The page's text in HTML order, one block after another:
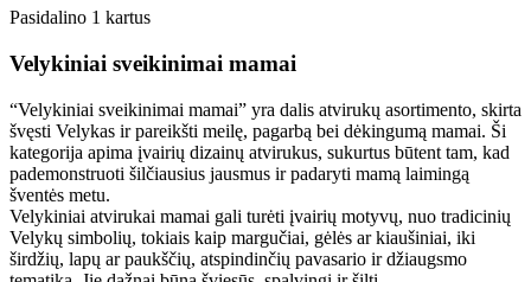
Pasidalino 1 kartus
Velykiniai sveikinimai mamai
“Velykiniai sveikinimai mamai” yra dalis atvirukų asortimento, skirta
švęsti Velykas ir pareikšti meilę, pagarbą bei dėkingumą mamai. Ši
kategorija apima įvairių dizainų atvirukus, sukurtus būtent tam, kad
pademonstruoti šilčiausius jausmus ir padaryti mamą laimingą
šventės metu.
Velykiniai atvirukai mamai gali turėti įvairių motyvų, nuo tradicinių
Velykų simbolių, tokiais kaip margučiai, gėlės ar kiaušiniai, iki
širdžių, lapų ar paukščių, atspindinčių pavasario ir džiaugsmo